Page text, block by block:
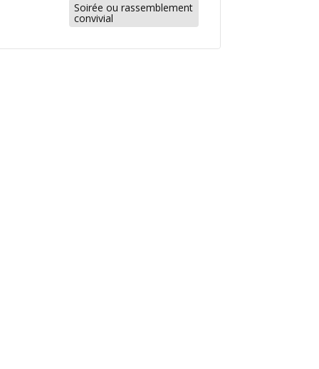
Soirée ou rassemblement
convivial